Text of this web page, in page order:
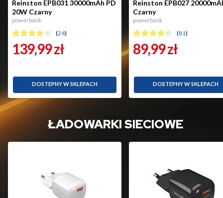
Reinston EPB031 30000mAh PD
20W Czarny
powerbank
(24)
139,99zł
DOSTEPNY W SKLEPACH
Reinston EPB027
Czarny
powerbank
(81)
89,99zł
DOSTEPNY W SKLEPACH
ŁADOWARKI SIECIOWE